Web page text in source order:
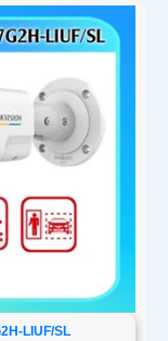
LIUF/SL